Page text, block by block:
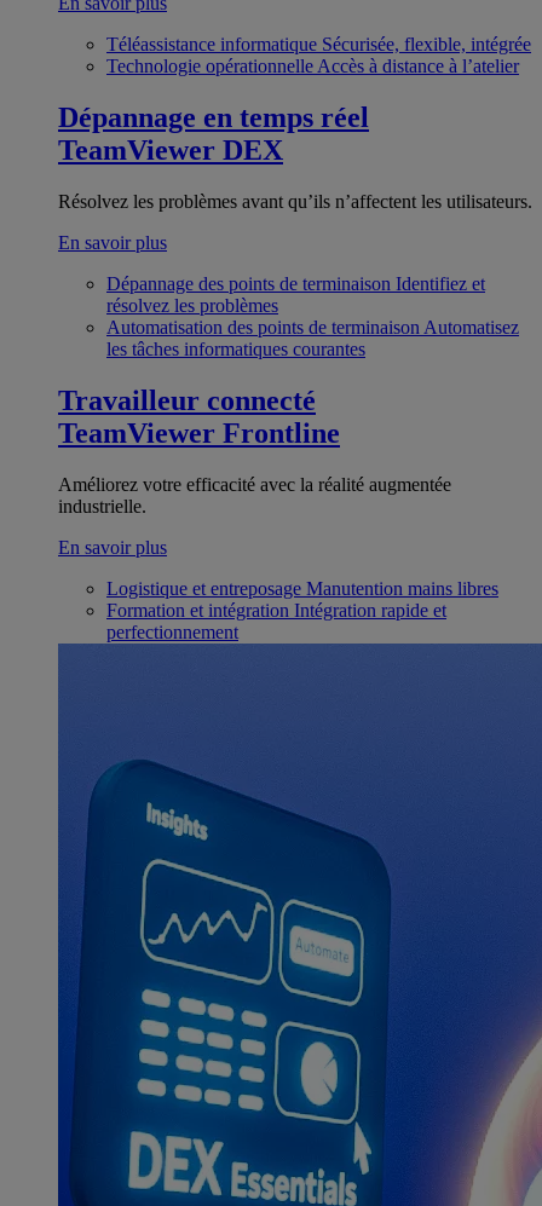
Téléassistance informatique Sécurisée, flexible, intégrée
Technologie opérationnelle Accès à distance à l’atelier
Dépannage en temps réel
TeamViewer DEX
Résolvez les problèmes avant qu’ils n’affectent les utilisateurs.
En savoir plus
Dépannage des points de terminaison Identifiez et
résolvez les problèmes
Automatisation des points de terminaison Automatisez
les tâches informatiques courantes
Travailleur connecté
TeamViewer Frontline
Améliorez votre efficacité avec la réalité augmentée
industrielle.
En savoir plus
Logistique et entreposage Manutention mains libres
Formation et intégration Intégration rapide et
perfectionnement